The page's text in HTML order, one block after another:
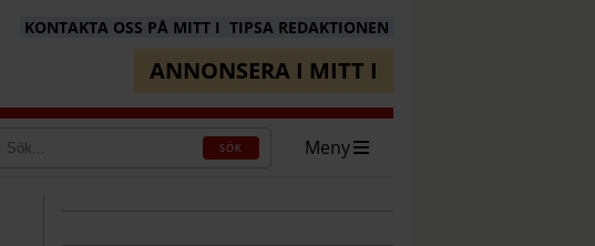
KONTAKTA OSS PÅ MITT I TIPSA REDAKTIONEN
ANNONSERA I MITT I
SÖK Meny